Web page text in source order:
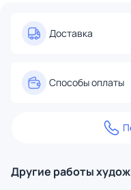
Доставка
Способы оплаты
Другие работы